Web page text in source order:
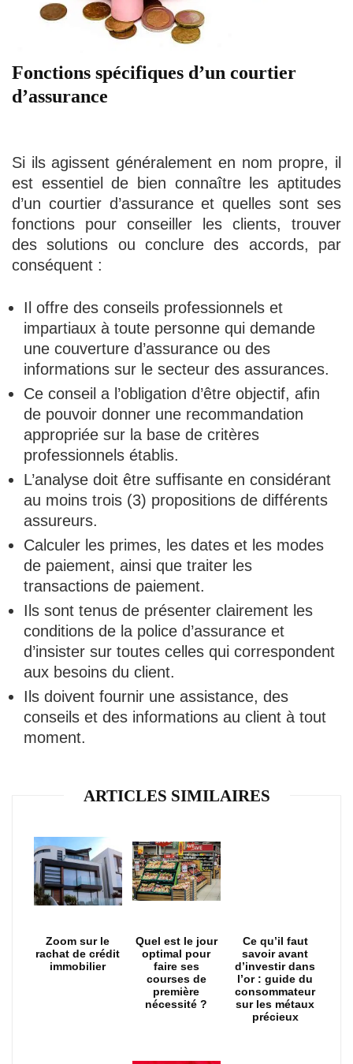
Fonctions spécifiques d’un courtier
d’assurance
Si ils agissent généralement en nom propre, il
est essentiel de bien connaître les aptitudes
d’un courtier d’assurance et quelles sont ses
fonctions pour conseiller les clients, trouver
des solutions ou conclure des accords, par
conséquent :
Il offre des conseils professionnels et
impartiaux à toute personne qui demande
une couverture d’assurance ou des
informations sur le secteur des assurances.
Ce conseil a l’obligation d’être objectif, afin
de pouvoir donner une recommandation
appropriée sur la base de critères
professionnels établis.
L’analyse doit être suffisante en considérant
au moins trois (3) propositions de différents
assureurs.
Calculer les primes, les dates et les modes
de paiement, ainsi que traiter les
transactions de paiement.
Ils sont tenus de présenter clairement les
conditions de la police d’assurance et
d’insister sur toutes celles qui correspondent
aux besoins du client.
Ils doivent fournir une assistance, des
conseils et des informations au client à tout
moment.
ARTICLES SIMILAIRES
Zoom sur le
rachat de crédit
immobilier
Quel est le jour
optimal pour
faire ses
courses de
première
nécessité ?
Ce qu’il faut
savoir avant
d’investir dans
l’or : guide du
consommateur
sur les métaux
précieux